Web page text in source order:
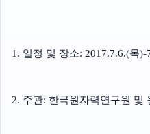
1. 일정 및 장소: 2017.7.6.(목
2. 주관: 한국원자력연구원 및